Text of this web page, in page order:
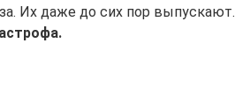
Их даже до сих пор выпускают.